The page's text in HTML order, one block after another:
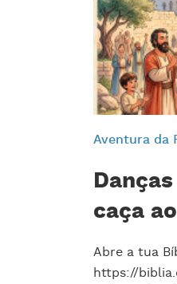
Aventura da
caça
Abre a tua
https://